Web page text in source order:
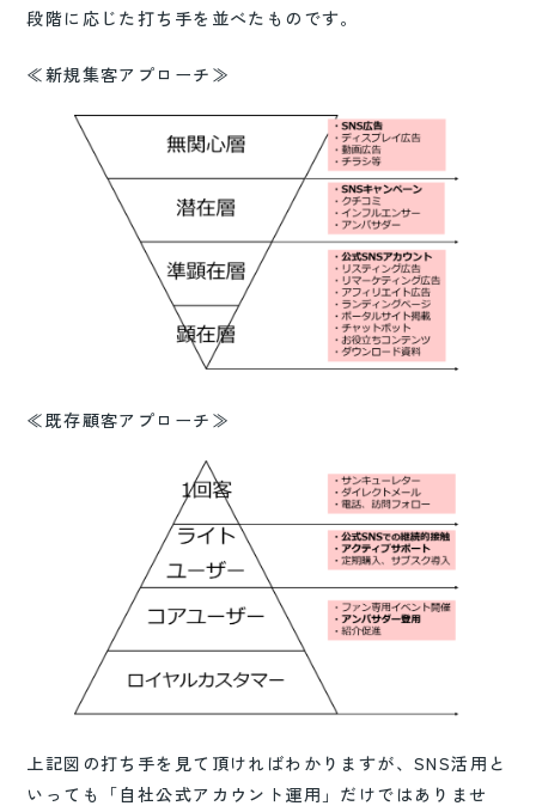
段階に応じた打ち手を並べたものです。
≪新規集客アプローチ≫
≪既存顧客アプローチ≫
上記図の打ち手を見て頂ければわかりますが、SNS活用と
いっても「自社公式アカウント運用」だけではありませ